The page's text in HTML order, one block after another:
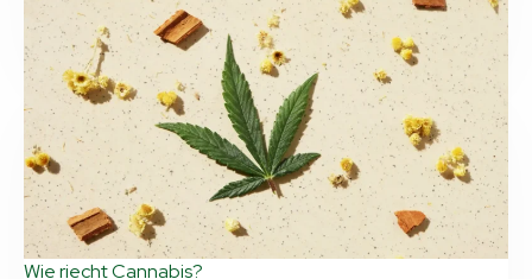
Wie riecht Cannabis?